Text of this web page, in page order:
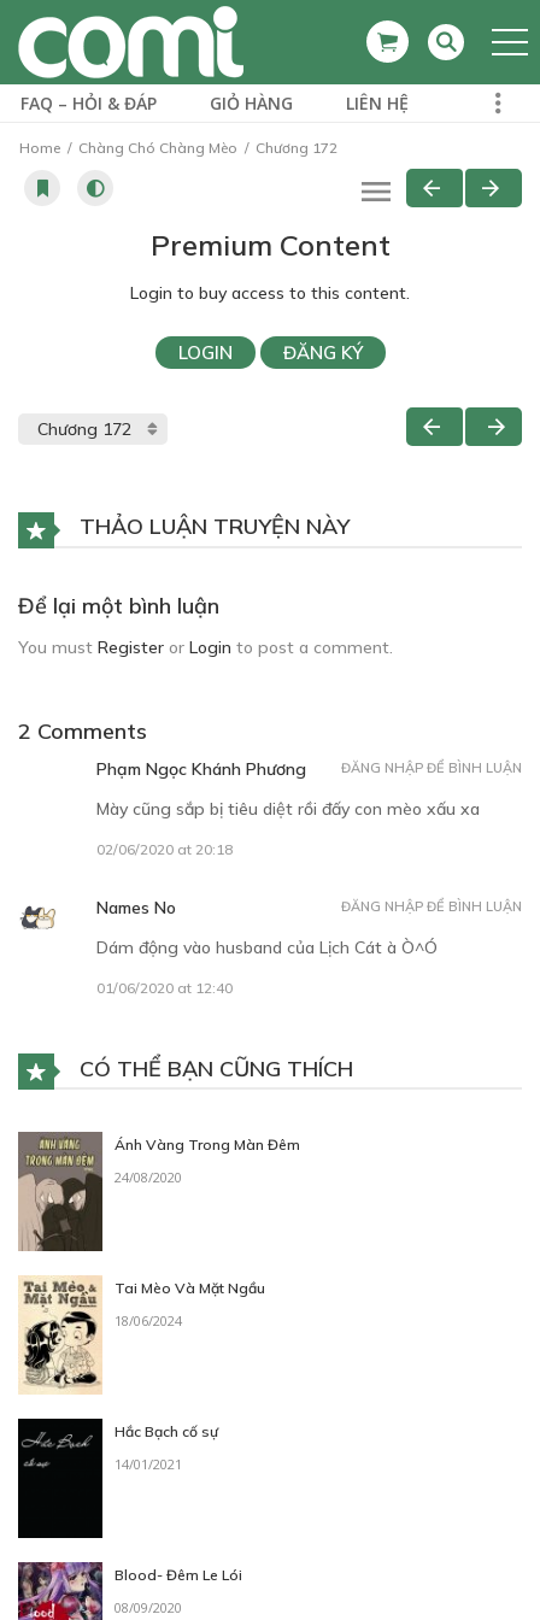
FAQ – HỎI & ĐÁP GIỎ HÀNG LIÊN HỆ
Home Chàng Chó Chàng Mèo Chương 172
Premium Content
Login to buy access to this content.
LOGIN ĐĂNG KÝ
THẢO LUẬN TRUYỆN NÀY
Để lại một bình luận
You must Register or Login to post a comment.
2 Comments
Phạm Ngọc Khánh Phương
Mày cũng sắp bị tiêu diệt rồi đấy con mèo xấu xa
02/06/2020 at 20:18
ĐĂNG NHẬP ĐỂ BÌNH LUẬN
Names No
Dám động vào husband của Lịch Cát à Ò^Ó
01/06/2020 at 12:40
ĐĂNG NHẬP ĐỂ BÌNH LUẬN
CÓ THỂ BẠN CŨNG THÍCH
Ánh Vàng Trong Màn Đêm
24/08/2020
Tai Mèo Và Mặt Ngầu
18/06/2024
Hắc Bạch cố sự
14/01/2021
Blood- Đêm Le Lói
08/09/2020